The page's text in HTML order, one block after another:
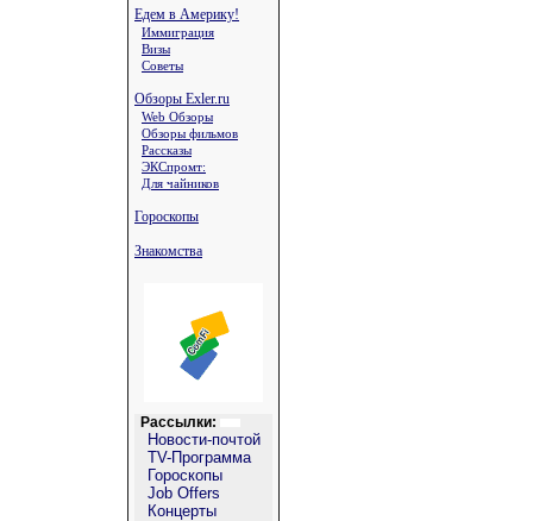
Едем в Америку!
Иммиграция
Визы
Советы
Обзоры Exler.ru
Web Обзоры
Обзоры фильмов
Рассказы
ЭКСпромт:
Для чайников
Гороскопы
Знакомства
Рассылки:
Новости-почтой
TV-Программа
Гороскопы
Job Offers
Концерты